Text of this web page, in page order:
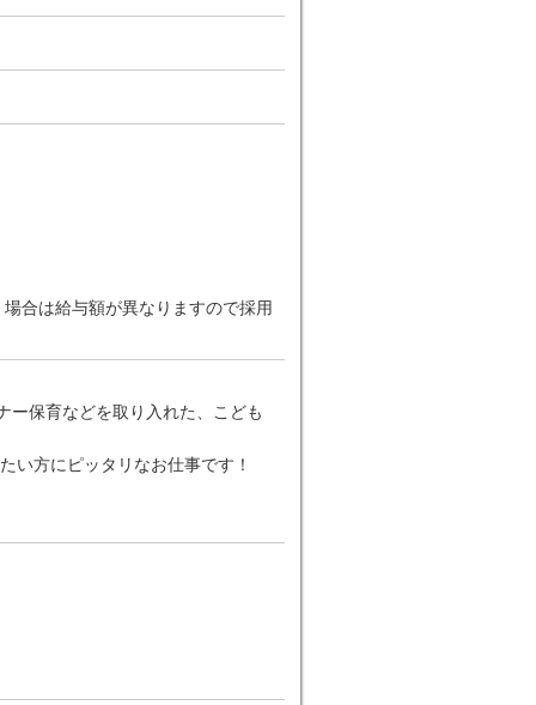
合は給与額が異なりますので採用
ー保育などを取り入れた、こども
い方にピッタリなお仕事です！